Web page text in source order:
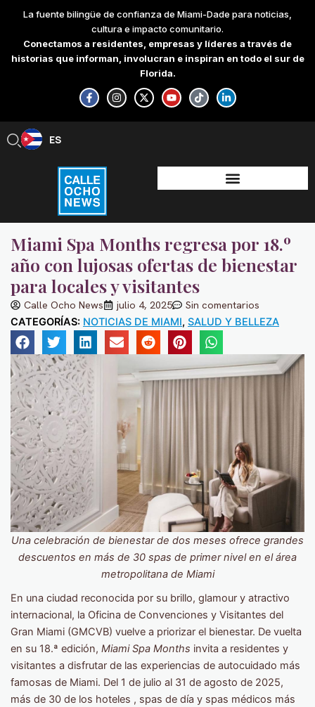
content
La fuente bilingüe de confianza de Miami-Dade para noticias,
cultura e impacto comunitario.
Conectamos a residentes, empresas y líderes a través de
historias que informan, involucran e inspiran en todo el sur de
Florida.
F
a
c
e
-
f
I
n
s
t
X
-
t
w
Y
o
u
t
T
i
k
t
L
i
n
k
-
i
n
ES
EN
Miami Spa Months regresa por 18.º
año con lujosas ofertas de bienestar
para locales y visitantes
Calle Ocho News julio 4, 2025 Sin comentarios
CATEGORÍAS: NOTICIAS DE MIAMI, SALUD Y BELLEZA
Una celebración de bienestar de dos meses ofrece grandes
descuentos en más de 30 spas de primer nivel en el área
metropolitana de Miami
En una ciudad reconocida por su brillo, glamour y atractivo
internacional, la Oficina de Convenciones y Visitantes del
Gran Miami (GMCVB) vuelve a priorizar el bienestar. De vuelta
en su 18.ª edición, Miami Spa Months invita a residentes y
visitantes a disfrutar de las experiencias de autocuidado más
famosas de Miami. Del 1 de julio al 31 de agosto de 2025,
más de 30 de los hoteles , spas de día y spas médicos más